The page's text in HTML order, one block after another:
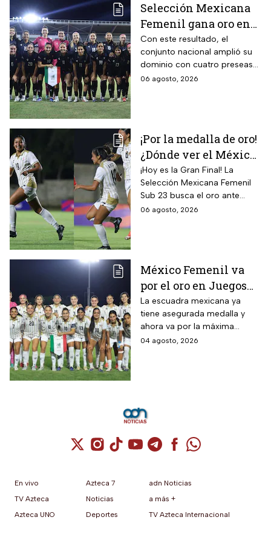
Selección Mexicana
Femenil gana oro en
Juegos
Centroamericanos; el
camino de México a la
gloria
Con este resultado, el
conjunto nacional amplió su
dominio con cuatro preseas
doradas de forma
06 agosto, 2026
¡Por la medalla de oro!
¿Dónde ver el México
vs Colombia Femenil?
Así puedes seguir la
Gran Final EN VIVO
¡Hoy es la Gran Final! La
Selección Mexicana Femenil
Sub 23 busca el oro ante
Colombia en los Juegos
06 agosto, 2026
México Femenil va
por el oro en Juegos
Centroamericanos; ya
conoce a su rival
La escuadra mexicana ya
tiene asegurada medalla y
ahora va por la máxima
presea en los Juegos
04 agosto, 2026
Cuenta de X / Twitter (se abre en una
Cuenta de Instagram (se abre en una
Cuenta de TikTok (se abre en
Cuenta de YouTube (se abre
Cuenta de Telegram (se
Cuenta de
Cuenta de
En vivo
TV Azteca
Azteca UNO
Azteca 7
Noticias
Deportes
adn Noticias
a más +
TV Azteca Internacional